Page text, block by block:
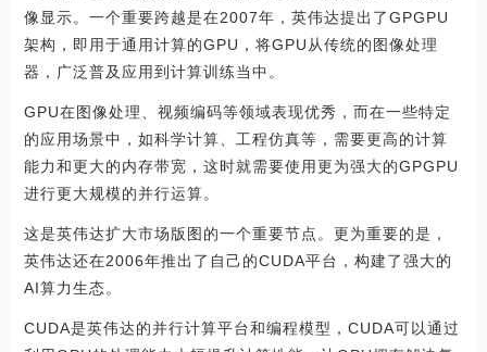
像显示。一个重要跨越是在2007年，英伟达提出了GPGPU
架构，即用于通用计算的GPU，将GPU从传统的图像处理
器，广泛普及应用到计算训练当中。
GPU在图像处理、视频编码等领域表现优秀，而在一些特定
的应用场景中，如科学计算、工程仿真等，需要更高的计算
能力和更大的内存带宽，这时就需要使用更为强大的GPGPU
进行更大规模的并行运算。
这是英伟达扩大市场版图的一个重要节点。更为重要的是，
英伟达还在2006年推出了自己的CUDA平台，构建了强大的
AI算力生态。
CUDA是英伟达的并行计算平台和编程模型，CUDA可以通过